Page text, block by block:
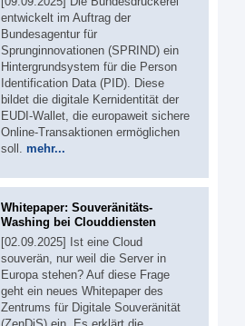
entwickelt im Auftrag der
Bundesagentur für
Sprunginnovationen (SPRIND) ein
Hintergrundsystem für die Person
Identification Data (PID). Diese
bildet die digitale Kernidentität der
EUDI-Wallet, die europaweit sichere
Online-Transaktionen ermöglichen
soll. mehr...
Whitepaper: Souveränitäts-
Washing bei Clouddiensten
[02.09.2025] Ist eine Cloud
souverän, nur weil die Server in
Europa stehen? Auf diese Frage
geht ein neues Whitepaper des
Zentrums für Digitale Souveränität